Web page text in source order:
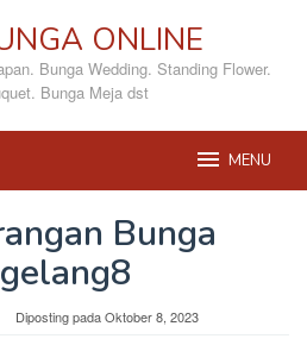
ONLINE
Bunga Wedding. Standing Flower.
Bunga Meja dst
MENU
Bunga
Diposting padaOktober 8, 2023